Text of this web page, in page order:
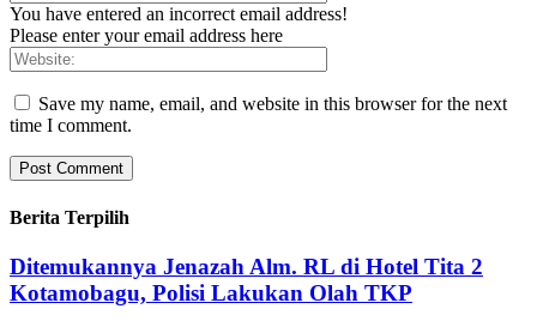
You have entered an incorrect email address!
Please enter your email address here
Save my name, email, and website in this browser for the next
time I comment.
Berita Terpilih
Ditemukannya Jenazah Alm. RL di Hotel Tita 2
Kotamobagu, Polisi Lakukan Olah TKP